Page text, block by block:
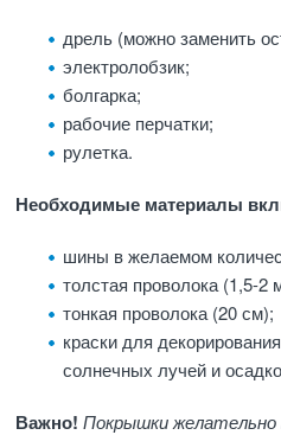
дрель (можно заменить
электролобзик;
болгарка;
рабочие перчатки;
рулетка.
Необходимые материалы
шины в желаемом
толстая проволока (1,5-2
тонкая проволока (20 см);
краски для
солнечных лучей и
Важно! Покрышки желательно